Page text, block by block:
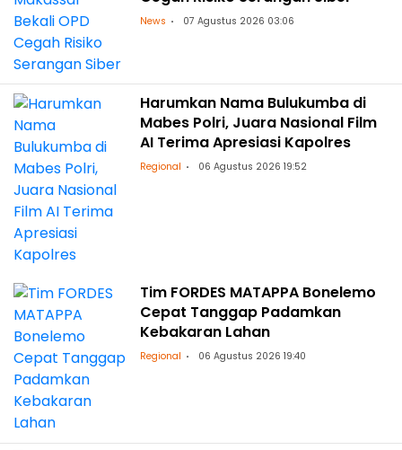
News 07 Agustus 2026 03:06
Harumkan Nama Bulukumba di
Mabes Polri, Juara Nasional Film
AI Terima Apresiasi Kapolres
Regional 06 Agustus 2026 19:52
Tim FORDES MATAPPA Bonelemo
Cepat Tanggap Padamkan
Kebakaran Lahan
Regional 06 Agustus 2026 19:40